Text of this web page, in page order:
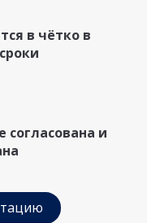
в чётко в
согласована и